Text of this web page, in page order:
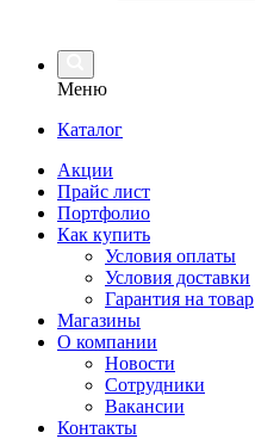
Меню
Каталог
Акции
Прайс лист
Портфолио
Как купить
Условия оплаты
Условия доставки
Гарантия на товар
Магазины
О компании
Новости
Сотрудники
Вакансии
Контакты